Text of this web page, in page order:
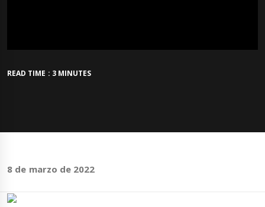
READ TIME : 3 MINUTES
8 de marzo de 2022